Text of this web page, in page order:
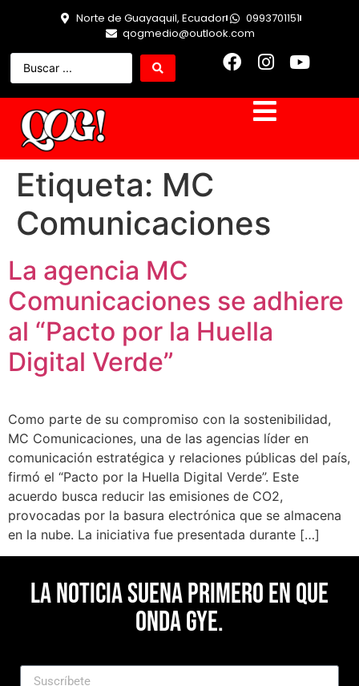
Norte de Guayaquil, Ecuador
0993701151
qogmedio@outlook.com
Etiqueta: MC
Comunicaciones
La agencia MC
Comunicaciones se adhiere
al “Pacto por la Huella
Digital Verde”
Como parte de su compromiso con la sostenibilidad,
MC Comunicaciones, una de las agencias líder en
comunicación estratégica y relaciones públicas del país,
firmó el “Pacto por la Huella Digital Verde”. Este
acuerdo busca reducir las emisiones de CO2,
provocadas por la basura electrónica que se almacena
en la nube. La iniciativa fue presentada durante […]
La noticia suena primero en Que
Onda Gye.